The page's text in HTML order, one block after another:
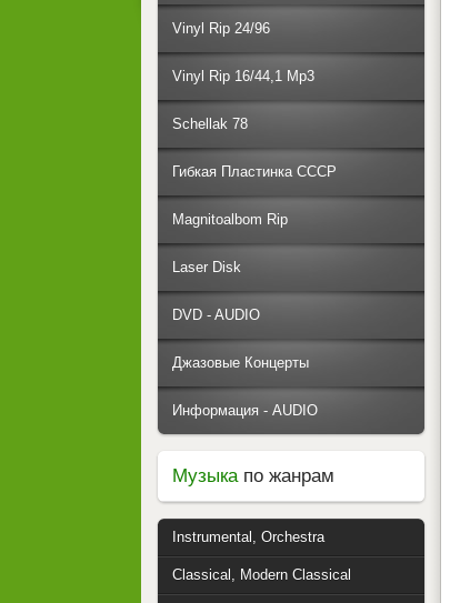
Vinyl Rip 24/96
Vinyl Rip 16/44,1 Mp3
Schellak 78
Гибкая Пластинка СССР
Magnitoalbom Rip
Laser Disk
DVD - AUDIO
Джазовые Концерты
Информация - AUDIO
Музыкапо жанрам
Instrumental, Orchestra
Classical, Modern Classical